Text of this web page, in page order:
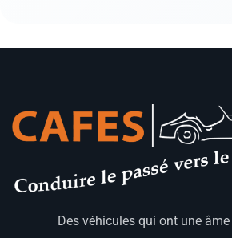
Des véhicules qui ont une âme